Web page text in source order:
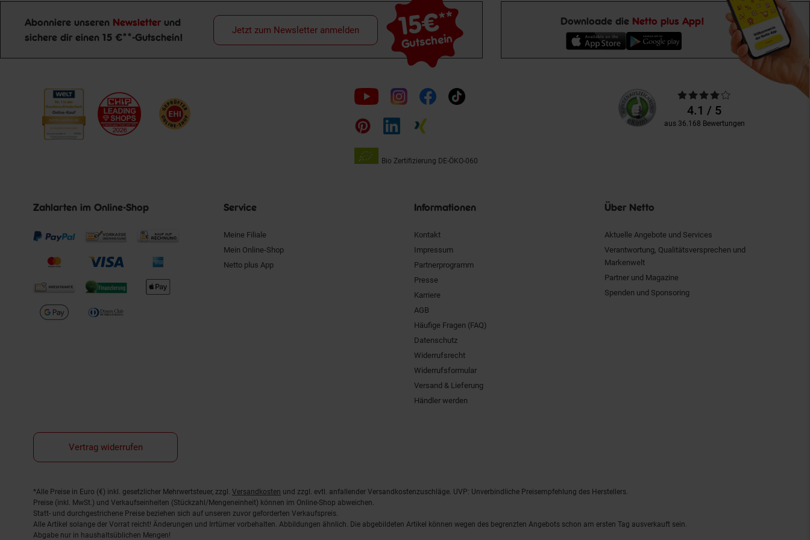
Newsletter Anmeldung
Abonniere unseren Newsletter und
sichere dir einen 15 €**-Gutschein!
15€**
Gutschein
Jetzt zum Newsletter anmelden
Downloade die Netto plus App!
Folge
uns
auf
Bio Zertifizierung DE-ÖKO-060
Unsere
Kundenbewertungen
Durchschnittliche
Bewertungen4.1 / 5
aus 36.168 Bewertungen
Zahlarten im Online-Shop Service
Meine Filiale
Mein Online-Shop
Netto plus App
Informationen
Kontakt
Impressum
Partnerprogramm
Presse
Karriere
AGB
Häufige Fragen (FAQ)
Datenschutz
Widerrufsrecht
Widerrufsformular
Versand & Lieferung
Händler werden
Über Netto
Aktuelle Angebote und Services
Verantwortung, Qualitätsversprechen und
Markenwelt
Partner und Magazine
Spenden und Sponsoring
Vertrag widerrufen
Fußnoten
*Alle Preise in Euro (€) inkl. gesetzlicher Mehrwertsteuer, zzgl. Versandkosten und zzgl. evtl. anfallender Versandkostenzuschläge. UVP: Unverbindliche Preisempfehlung des Herstellers.
Preise (inkl. MwSt.) und Verkaufseinheiten (Stückzahl/Mengeneinheit) können im Online-Shop abweichen.
Statt- und durchgestrichene Preise beziehen sich auf unseren zuvor geforderten Verkaufspreis.
Alle Artikel solange der Vorrat reicht! Änderungen und Irrtümer vorbehalten. Abbildungen ähnlich. Die abgebildeten Artikel können wegen des begrenzten Angebots schon am ersten Tag ausverkauft sein.
Abgabe nur in haushaltsüblichen Mengen!